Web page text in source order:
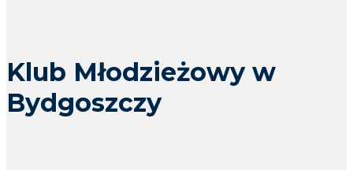
Klub Młodzieżowy w
Bydgoszczy